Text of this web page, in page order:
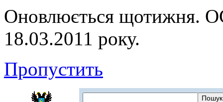
Оновлюється
18.03.2011 року.
Пропустить